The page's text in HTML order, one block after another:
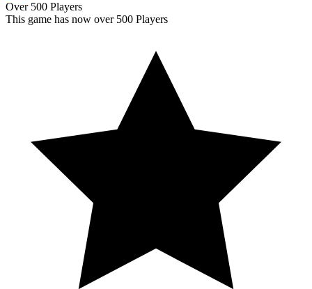
Over 500 Players
This game has now over 500 Players